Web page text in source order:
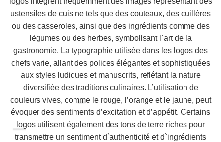
ustensiles de cuisine tels que des couteaux, des cuillères
ou des casseroles, ainsi que des ingrédients comme des
légumes ou des herbes, symbolisant l`art de la
gastronomie. La typographie utilisée dans les logos des
chefs varie, allant des polices élégantes et sophistiquées
aux styles ludiques et manuscrits, reflétant la nature
diversifiée des traditions culinaires. L’utilisation de
couleurs vives, comme le rouge, l’orange et le jaune, peut
évoquer des sentiments d’excitation et d’appétit. Certains
logos utilisent également des tons de terre riches pour
transmettre un sentiment d`authenticité et d`ingrédients